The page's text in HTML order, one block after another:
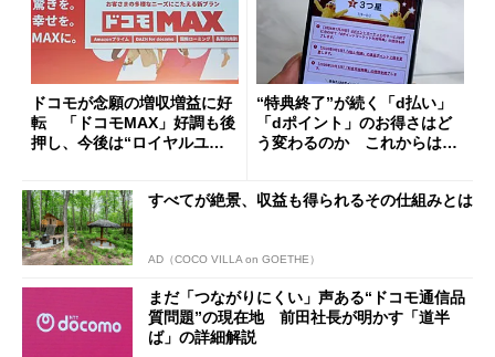
ドコモが念願の増収増益に好
転 「ドコモMAX」好調も後
押し、今後は“ロイヤルユー
“特典終了”が続く「d払い」
「dポイント」のお得さはど
う変わるのか これからは
すべてが絶景、収益も得られるその仕組みとは
AD（COCO VILLA on GOETHE）
まだ「つながりにくい」声ある“ドコモ通信品
質問題”の現在地 前田社長が明かす「道半
ば」の詳細解説